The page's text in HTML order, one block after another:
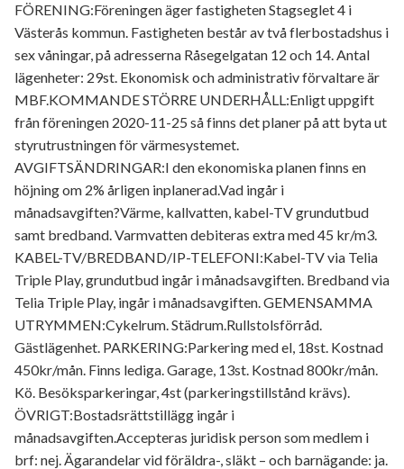
FÖRENING:Föreningen äger fastigheten Stagseglet 4 i
Västerås kommun. Fastigheten består av två flerbostadshus i
sex våningar, på adresserna Råsegelgatan 12 och 14. Antal
lägenheter: 29st. Ekonomisk och administrativ förvaltare är
MBF.KOMMANDE STÖRRE UNDERHÅLL:Enligt uppgift
från föreningen 2020-11-25 så finns det planer på att byta ut
styrutrustningen för värmesystemet.
AVGIFTSÄNDRINGAR:I den ekonomiska planen finns en
höjning om 2% årligen inplanerad.Vad ingår i
månadsavgiften?Värme, kallvatten, kabel-TV grundutbud
samt bredband. Varmvatten debiteras extra med 45 kr/m3.
KABEL-TV/BREDBAND/IP-TELEFONI:Kabel-TV via Telia
Triple Play, grundutbud ingår i månadsavgiften. Bredband via
Telia Triple Play, ingår i månadsavgiften. GEMENSAMMA
UTRYMMEN:Cykelrum. Städrum.Rullstolsförråd.
Gästlägenhet. PARKERING:Parkering med el, 18st. Kostnad
450kr/mån. Finns lediga. Garage, 13st. Kostnad 800kr/mån.
Kö. Besöksparkeringar, 4st (parkeringstillstånd krävs).
ÖVRIGT:Bostadsrättstillägg ingår i
månadsavgiften.Accepteras juridisk person som medlem i
brf: nej. Ägarandelar vid föräldra-, släkt – och barnägande: ja.